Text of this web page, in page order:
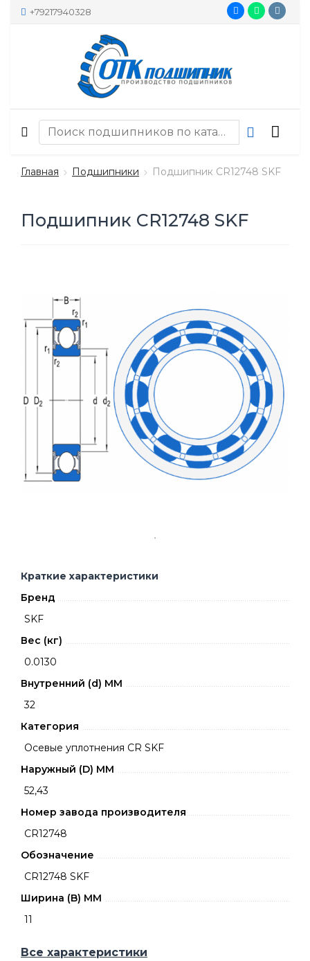
+79217940328
Главная Подшипники Подшипник CR12748 SKF
Подшипник CR12748 SKF
Краткие характеристики
Бренд
SKF
Вес (кг)
0.0130
Внутренний (d) ММ
32
Категория
Осевые уплотнения CR SKF
Наружный (D) ММ
52,43
Номер завода производителя
CR12748
Обозначение
CR12748 SKF
Ширина (B) MM
11
Все характеристики